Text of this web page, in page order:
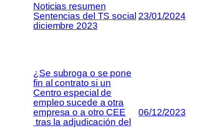
Noticias resumen
Sentencias del TS social
diciembre 2023
23/01/2024
¿Se subroga o se pone
fin al contrato si un
Centro especial de
empleo sucede a otra
empresa o a otro CEE
tras la adjudicación del
06/12/2023